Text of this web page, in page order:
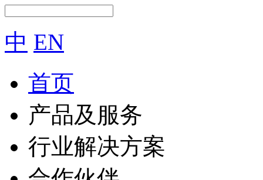
中 EN
首页
产品及服务
行业解决方案